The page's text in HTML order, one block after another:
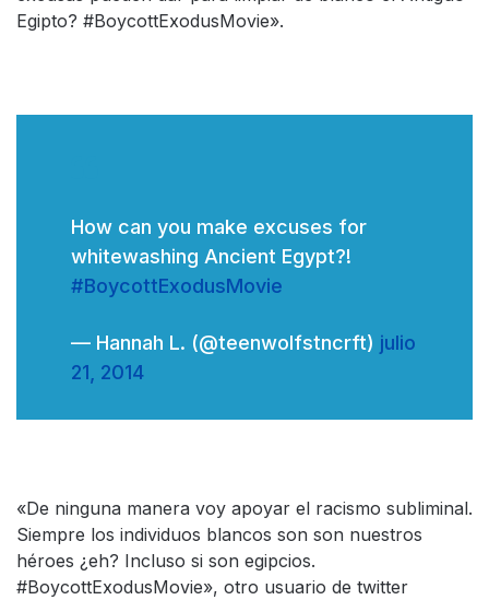
Egipto? #BoycottExodusMovie».
How can you make excuses for
whitewashing Ancient Egypt?!
#BoycottExodusMovie
— Hannah L. (@teenwolfstncrft) julio
21, 2014
«De ninguna manera voy apoyar el racismo subliminal.
Siempre los individuos blancos son son nuestros
héroes ¿eh? Incluso si son egipcios.
#BoycottExodusMovie», otro usuario de twitter